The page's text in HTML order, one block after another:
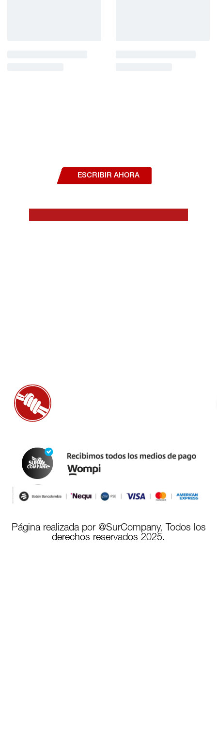
ESCRIBIR AHORA
Página realizada por @SurCompany, Todos los
derechos reservados 2025.